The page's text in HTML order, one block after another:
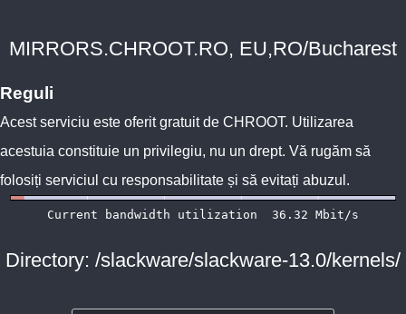
MIRRORS.CHROOT.RO, EU,RO/Bucharest
Reguli
Acest serviciu este oferit gratuit de CHROOT. Utilizarea
acestuia constituie un privilegiu, nu un drept. Vă rugăm să
folosiți serviciul cu responsabilitate și să evitați abuzul.
Directory: /slackware/slackware-13.0/kernels/